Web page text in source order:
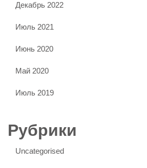
Декабрь 2022
Июль 2021
Июнь 2020
Май 2020
Июль 2019
Рубрики
Uncategorised